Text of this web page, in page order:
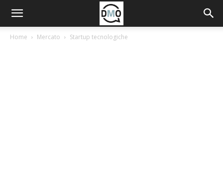
Home Mercato Startup tecnologiche